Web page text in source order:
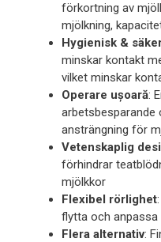
förkortning av
mjölkning,
Hygienisk &
minskar kontakt
vilket minskar
Operare ușoară:
ansträngning för
Vetenskaplig
förhindrar
mjölkkor
Flexibel rörlighet
flytta och
Flera alternativ: